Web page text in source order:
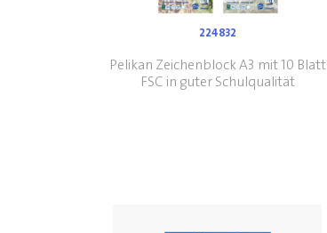
224832
Pelikan Zeichenblock A3 mit 10 Blatt
FSC in guter Schulqualität